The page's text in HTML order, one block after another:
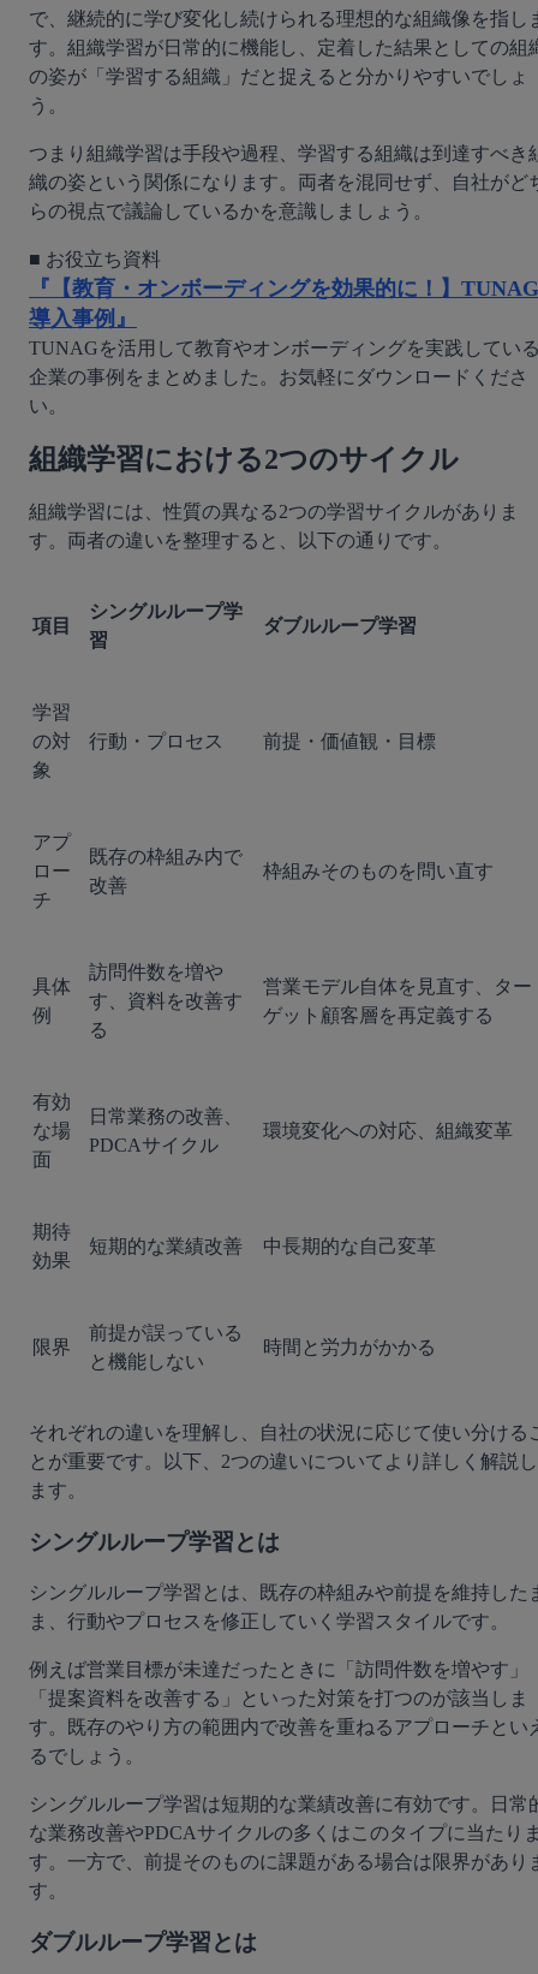
で、継続的に学び変化し続けられる理想的な組織像を指し
す。組織学習が日常的に機能し、定着した結果としての組
の姿が「学習する組織」だと捉えると分かりやすいでしょ
う。
つまり組織学習は手段や過程、学習する組織は到達すべき
織の姿という関係になります。両者を混同せず、自社がど
らの視点で議論しているかを意識しましょう。
『【教育・オンボーディングを効果的に！】TUNAG
導入事例』
TUNAGを活用して教育やオンボーディングを実践してい
企業の事例をまとめました。お気軽にダウンロードくださ
い。
組織学習における2つのサイクル
組織学習には、性質の異なる2つの学習サイクルがありま
す。両者の違いを整理すると、以下の通りです。
項目
シングルループ学
習
ダブルループ学習
学習
の対
象
行動・プロセス 前提・価値観・目標
アプ
ロー
チ
既存の枠組み内で
改善
枠組みそのものを問い直す
具体
例
訪問件数を増や
す、資料を改善す
る
営業モデル自体を見直す、ター
ゲット顧客層を再定義する
有効
な場
面
日常業務の改善、
PDCAサイクル
環境変化への対応、組織変革
期待
効果
短期的な業績改善 中長期的な自己変革
限界
前提が誤っている
と機能しない
時間と労力がかかる
それぞれの違いを理解し、自社の状況に応じて使い分ける
とが重要です。以下、2つの違いについてより詳しく解説し
ます。
シングルループ学習とは
シングルループ学習とは、既存の枠組みや前提を維持した
ま、行動やプロセスを修正していく学習スタイルです。
例えば営業目標が未達だったときに「訪問件数を増やす」
「提案資料を改善する」といった対策を打つのが該当しま
す。既存のやり方の範囲内で改善を重ねるアプローチとい
るでしょう。
シングルループ学習は短期的な業績改善に有効です。日常
な業務改善やPDCAサイクルの多くはこのタイプに当たり
す。一方で、前提そのものに課題がある場合は限界があり
す。
ダブルループ学習とは